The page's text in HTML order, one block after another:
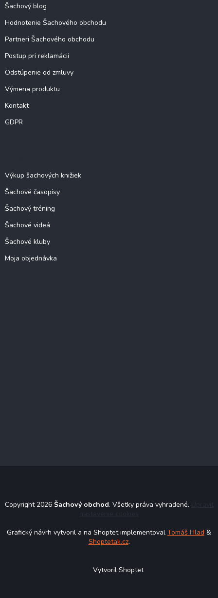
Šachový blog
Hodnotenie Šachového obchodu
Partneri Šachového obchodu
Postup pri reklamácii
Odstúpenie od zmluvy
Výmena produktu
Kontakt
GDPR
Výkup šachových knižiek
Šachové časopisy
Šachový tréning
Šachové videá
Šachové kluby
Moja objednávka
Copyright 2026 Šachový obchod. Všetky práva vyhradené.
Grafický návrh vytvoril a na Shoptet implementoval Tomáš Hlad &
Shoptetak.cz.
Vytvoril Shoptet